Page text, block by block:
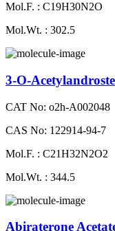
Mol.F. : C19H30N2O
Mol.Wt. : 302.5
3-O-
CAT No: o2h-A002048
CAS No: 122914-94-7
Mol.F. : C21H32N2O2
Mol.Wt. : 344.5
Abiraterone